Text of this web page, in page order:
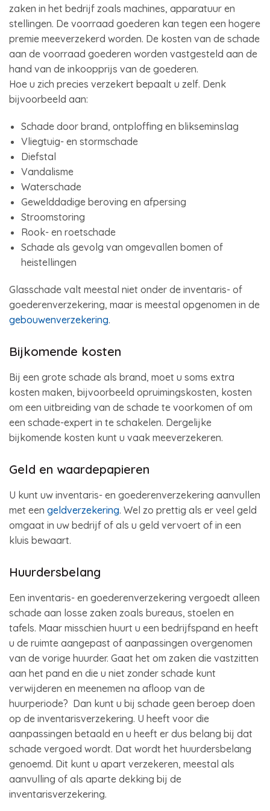
zaken in het bedrijf zoals machines, apparatuur en
stellingen. De voorraad goederen kan tegen een hogere
premie meeverzekerd worden. De kosten van de schade
aan de voorraad goederen worden vastgesteld aan de
hand van de inkoopprijs van de goederen.
Hoe u zich precies verzekert bepaalt u zelf. Denk
bijvoorbeeld aan:
Schade door brand, ontploffing en blikseminslag
Vliegtuig- en stormschade
Diefstal
Vandalisme
Waterschade
Gewelddadige beroving en afpersing
Stroomstoring
Rook- en roetschade
Schade als gevolg van omgevallen bomen of
heistellingen
Glasschade valt meestal niet onder de inventaris- of
goederenverzekering, maar is meestal opgenomen in de
gebouwenverzekering.
Bijkomende kosten
Bij een grote schade als brand, moet u soms extra
kosten maken, bijvoorbeeld opruimingskosten, kosten
om een uitbreiding van de schade te voorkomen of om
een schade-expert in te schakelen. Dergelijke
bijkomende kosten kunt u vaak meeverzekeren.
Geld en waardepapieren
U kunt uw inventaris- en goederenverzekering aanvullen
met een geldverzekering. Wel zo prettig als er veel geld
omgaat in uw bedrijf of als u geld vervoert of in een
kluis bewaart.
Huurdersbelang
Een inventaris- en goederenverzekering vergoedt alleen
schade aan losse zaken zoals bureaus, stoelen en
tafels. Maar misschien huurt u een bedrijfspand en heeft
u de ruimte aangepast of aanpassingen overgenomen
van de vorige huurder. Gaat het om zaken die vastzitten
aan het pand en die u niet zonder schade kunt
verwijderen en meenemen na afloop van de
huurperiode? Dan kunt u bij schade geen beroep doen
op de inventarisverzekering. U heeft voor die
aanpassingen betaald en u heeft er dus belang bij dat
schade vergoed wordt. Dat wordt het huurdersbelang
genoemd. Dit kunt u apart verzekeren, meestal als
aanvulling of als aparte dekking bij de
inventarisverzekering.